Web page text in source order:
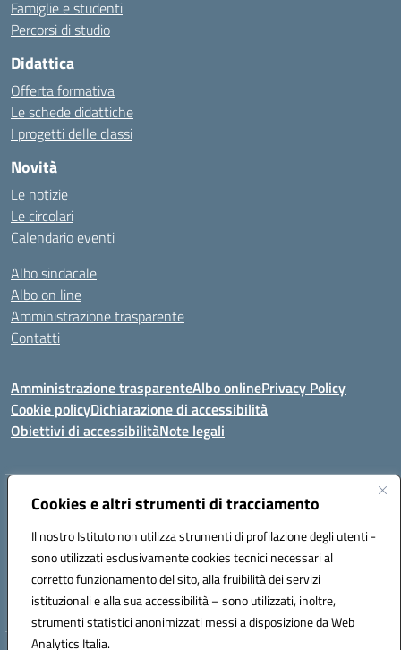
Cookies e altri strumenti di tracciamento
Il nostro Istituto non utilizza strumenti di profilazione degli utenti -
sono utilizzati esclusivamente cookies tecnici necessari al
corretto funzionamento del sito, alla fruibilità dei servizi
istituzionali e alla sua accessibilità – sono utilizzati, inoltre,
strumenti statistici anonimizzati messi a disposizione da Web
Analytics Italia.
Famiglie e studenti
Percorsi di studio
Didattica
Offerta formativa
Le schede didattiche
I progetti delle classi
Novità
Le notizie
Le circolari
Calendario eventi
Albo sindacale
Albo on line
Amministrazione trasparente
Contatti
Amministrazione trasparenteAlbo onlinePrivacy Policy
Cookie policyDichiarazione di accessibilità
Obiettivi di accessibilitàNote legali
Indirizzo:Via Carducci Settimo San Pietro (CA)
Posta elettronica certificata (PEC):CAIC84700T@pec.istruzione.it
Codice fiscale: 92105840927
Codice meccanografico: CAIC84700T